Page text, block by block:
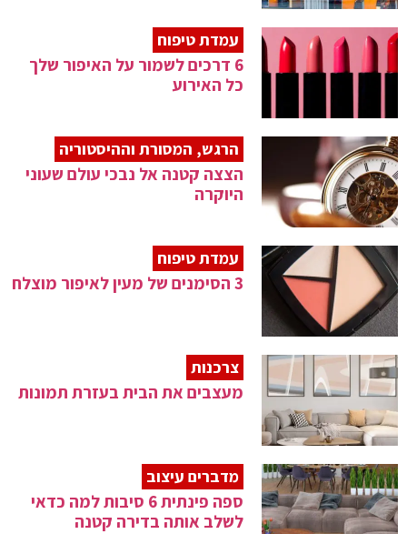
עמדת טיפוח
6 דרכים לשמור על האיפור שלך
כל האירוע
הרגש, המסורת וההיסטוריה
הצצה קטנה אל נבכי עולם שעוני
היוקרה
עמדת טיפוח
3 הסימנים של מעין לאיפור מוצלח
צרכנות
מעצבים את הבית בעזרת תמונות
מדברים עיצוב
ספה פינתית 6 סיבות למה כדאי
לשלב אותה בדירה קטנה